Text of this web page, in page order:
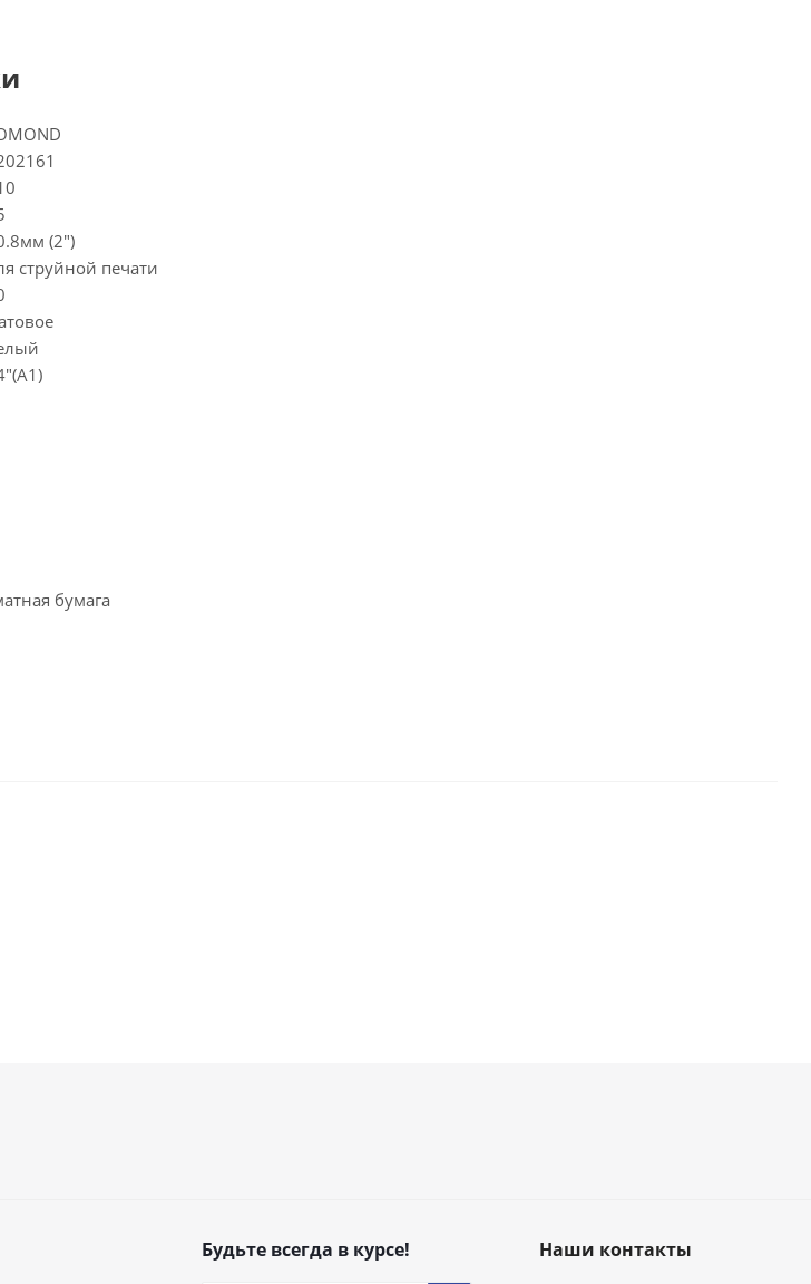
(2")
струйной печати
бумага
Будьте всегда в курсе! Наши контакты